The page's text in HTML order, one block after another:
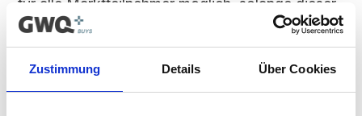
Zustimmung Details Über Cookies
für alle Marktteilnehmer möglich, solange dieser
Vertrag im Vergabeportal gelistet ist.
Vertragsunterlagen
Bitte melden Sie sich an, um Ihre